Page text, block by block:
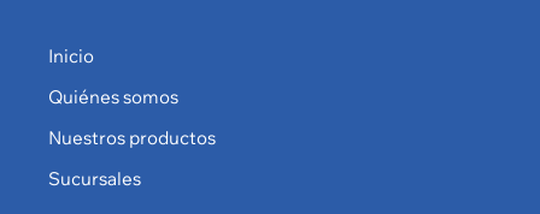
Inicio
Quiénes somos
Nuestros productos
Sucursales